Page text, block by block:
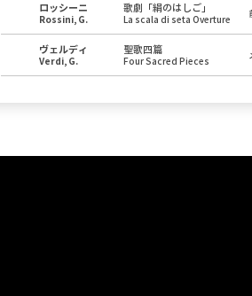
ロッシーニ
Rossini, G.
歌劇「絹のはしご」
La scala di seta Overture
ヴェルディ
Verdi, G.
聖歌四篇
Four Sacred Pieces